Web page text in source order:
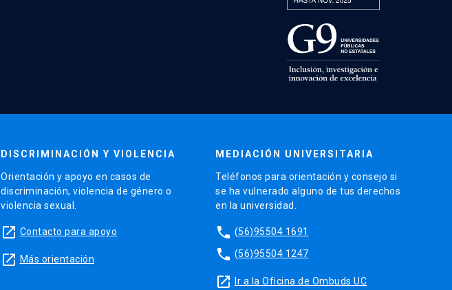
DISCRIMINACIÓN Y VIOLENCIA
Orientación y apoyo en casos de
discriminación, violencia de género o
violencia sexual.
launch Contacto para apoyo
launch Más orientación
MEDIACIÓN UNIVERSITARIA
Teléfonos para orientación y consejo si
se ha vulnerado alguno de tus derechos
en la universidad.
phone (56)95504 1691
phone (56)95504 1247
launch Ir a la Oficina de Ombuds UC